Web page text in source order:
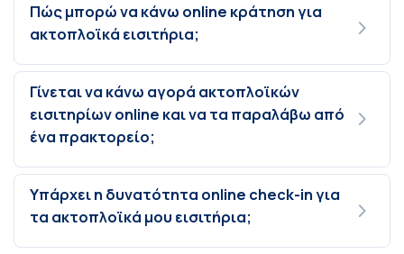
Πώς μπορώ να κάνω online κράτηση για
ακτοπλοϊκά εισιτήρια;
Γίνεται να κάνω αγορά ακτοπλοϊκών
εισιτηρίων online και να τα παραλάβω από
ένα πρακτορείο;
Υπάρχει η δυνατότητα online check-in για
τα ακτοπλοϊκά μου εισιτήρια;